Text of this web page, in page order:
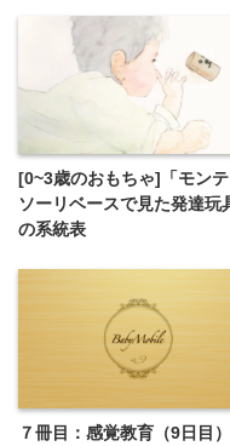
[0~3歳のおもちゃ]「モン
ソーリベースで見た発達玩
の系統表
７冊目：感覚教育（9日目）